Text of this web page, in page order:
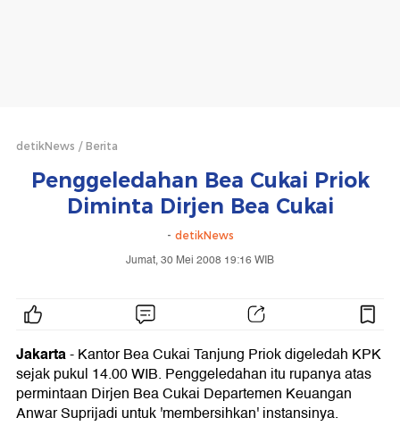
detikNews Berita
Penggeledahan Bea Cukai Priok
Diminta Dirjen Bea Cukai
- detikNews
Jumat, 30 Mei 2008 19:16 WIB
Jakarta-Kantor Bea Cukai Tanjung Priok digeledah KPK
sejak pukul 14.00 WIB. Penggeledahan itu rupanya atas
permintaan Dirjen Bea Cukai Departemen Keuangan
Anwar Suprijadi untuk 'membersihkan' instansinya.